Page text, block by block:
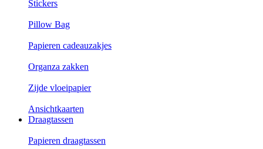
Stickers
Pillow Bag
Papieren cadeauzakjes
Organza zakken
Zijde vloeipapier
Ansichtkaarten
Draagtassen
Papieren draagtassen